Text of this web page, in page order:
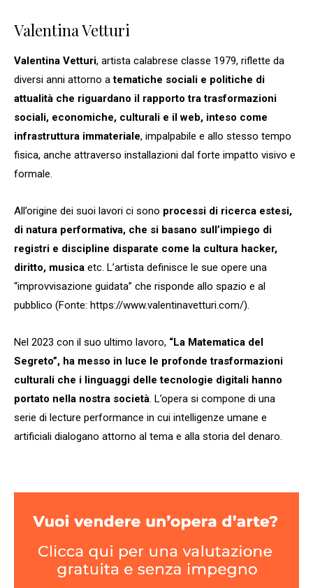
Valentina Vetturi
Valentina Vetturi, artista calabrese classe 1979, riflette da
diversi anni attorno atematiche sociali e politiche di
attualità che riguardano il rapporto tra trasformazioni
sociali, economiche, culturali e il web, inteso come
infrastruttura immateriale, impalpabile e allo stesso tempo
fisica, anche attraverso installazioni dal forte impatto visivo e
formale.
All’origine dei suoi lavori ci sono processi di ricerca estesi,
di natura performativa, che si basano sull’impiego di
registri e discipline disparate come la cultura hacker,
diritto, musica etc. L’artista definisce le sue opere una
“improvvisazione guidata” che risponde allo spazio e al
pubblico (Fonte: https://www.valentinavetturi.com/).
Nel 2023 con il suo ultimo lavoro, “La Matematica del
Segreto”, ha messo in luce le profonde trasformazioni
culturali che i linguaggi delle tecnologie digitali hanno
portato nella nostra società. L’opera si compone di una
serie di lecture performance in cui intelligenze umane e
artificiali dialogano attorno al tema e alla storia del denaro.